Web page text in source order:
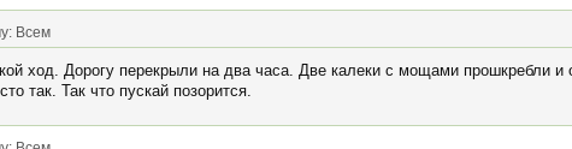
Всем
ход. Дорогу перекрыли на два часа. Две калеки с мощами прошкребли и
так. Так что пускай позорится.